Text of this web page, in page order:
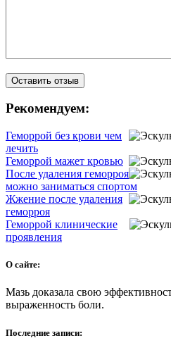
Рекомендуем:
Геморрой без крови чем
лечить
Геморрой мажет кровью
После удаления геморроя
можно заниматься спортом
Жжение после удаления
геморроя
Геморрой клинические
проявления
О сайте:
Мазь доказала свою
выраженность боли.
Последние записи: